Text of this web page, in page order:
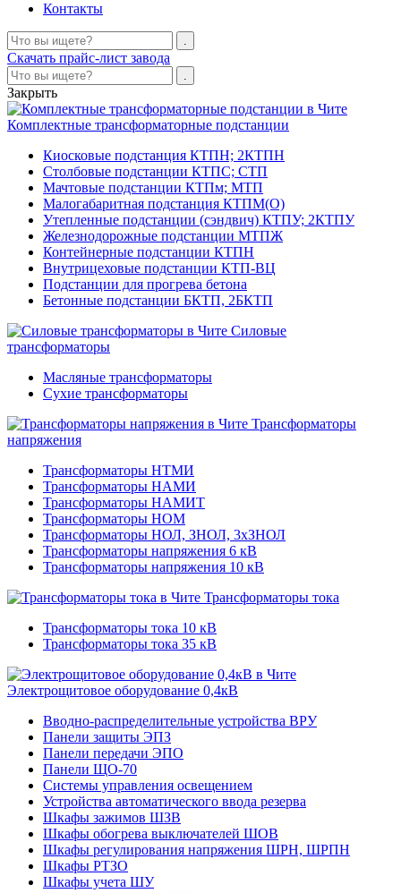
Контакты
Скачать прайс-лист завода
Закрыть
Комплектные трансформаторные подстанции
Киосковые подстанция КТПН; 2КТПН
Столбовые подстанции КТПС; СТП
Мачтовые подстанции КТПм; МТП
Малогабаритная подстанция КТПМ(О)
Утепленные подстанции (сэндвич) КТПУ; 2КТПУ
Железнодорожные подстанции МТПЖ
Контейнерные подстанции КТПН
Внутрицеховые подстанции КТП-ВЦ
Подстанции для прогрева бетона
Бетонные подстанции БКТП, 2БКТП
Силовые
трансформаторы
Масляные трансформаторы
Сухие трансформаторы
Трансформаторы
напряжения
Трансформаторы НТМИ
Трансформаторы НАМИ
Трансформаторы НАМИТ
Трансформаторы НОМ
Трансформаторы НОЛ, ЗНОЛ, 3хЗНОЛ
Трансформаторы напряжения 6 кВ
Трансформаторы напряжения 10 кВ
Трансформаторы тока
Трансформаторы тока 10 кВ
Трансформаторы тока 35 кВ
Электрощитовое оборудование 0,4кВ
Вводно-распределительные устройства ВРУ
Панели защиты ЭПЗ
Панели передачи ЭПО
Панели ЩО-70
Системы управления освещением
Устройства автоматического ввода резерва
Шкафы зажимов ШЗВ
Шкафы обогрева выключателей ШОВ
Шкафы регулирования напряжения ШРН, ШРПН
Шкафы РТЗО
Шкафы учета ШУ